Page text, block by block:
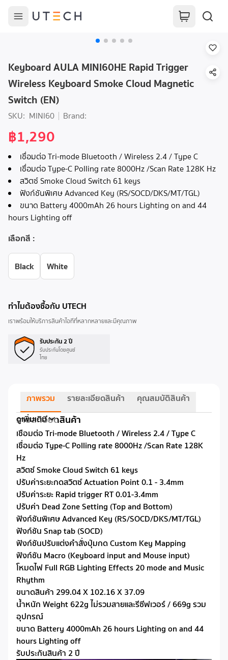
Keyboard AULA MINI60HE Rapid Trigger
Wireless Keyboard Smoke Cloud Magnetic
Switch (EN)
SKU: MINI60 Brand:
฿1,290
เชื่อมต่อ Tri-mode Bluetooth / Wireless 2.4 / Type C
เชื่อมต่อ Type-C Polling rate 8000Hz /Scan Rate 128K Hz
สวิตซ์ Smoke Cloud Switch 61 keys
ฟังก์ชันพิเศษ Advanced Key (RS/SOCD/DKS/MT/TGL)
ขนาด Battery 4000mAh 26 hours Lighting on and 44
hours Lighting off
เลือกสี :
Black White
ทำไมต้องซื้อกับ UTECH
เราพร้อมให้บริการสินค้าไอทีที่หลากหลายและมีคุณภาพ
รับประกัน 2 ปี
รับประกันโดยศูนย์
ไทย
ภาพรวม รายละเอียดสินค้า คุณสมบัติสินค้า
รายละเอียดสินค้า
เชื่อมต่อ Tri-mode Bluetooth / Wireless 2.4 / Type C
เชื่อมต่อ Type-C Polling rate 8000Hz /Scan Rate 128K
Hz
สวิตซ์ Smoke Cloud Switch 61 keys
ปรับค่าระยะกดสวิตซ์ Actuation Point 0.1 - 3.4mm
ปรับค่าระยะ Rapid trigger RT 0.01-3.4mm
ปรับค่า Dead Zone Setting (Top and Bottom)
ฟังก์ชันพิเศษ Advanced Key (RS/SOCD/DKS/MT/TGL)
ฟังก์ชัน Snap tab (SOCD)
ฟังก์ชันปรับแต่งคำสั่งปุ่มกด Custom Key Mapping
ฟังก์ชัน Macro (Keyboard input and Mouse input)
โหมดไฟ Full RGB Lighting Effects 20 mode and Music
Rhythm
ขนาดสินค้า 299.04 X 102.16 X 37.09
น้ำหนัก Weight 622g ไม่รวมสายและรีซีฟเวอร์ / 669g รวม
อุปกรณ์
ขนาด Battery 4000mAh 26 hours Lighting on and 44
hours Lighting off
รับประกันสินค้า 2 ปี
ดูเพิ่มเติม